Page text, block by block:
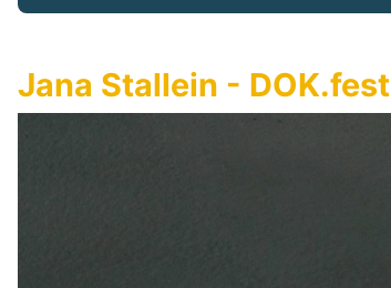
Jana Stallein - DOK.fest